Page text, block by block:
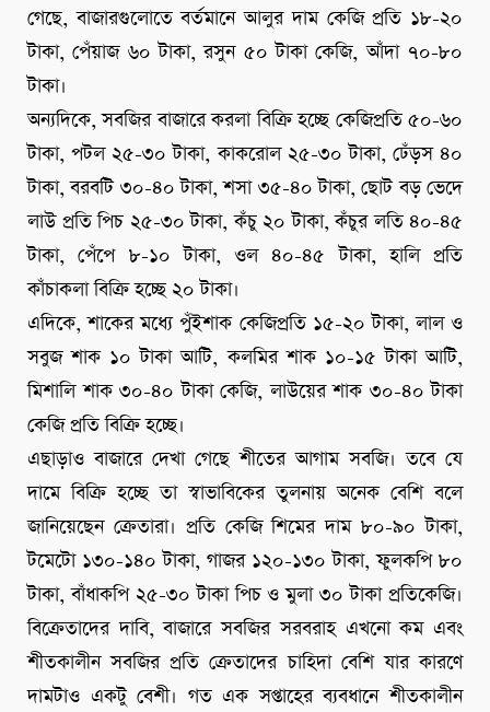
গেছে, বাজারগুলোতে বর্তমানে আলুর দাম কেজি প্রতি ১৮-২০
টাকা, পেঁয়াজ ৬০ টাকা, রসুন ৫০ টাকা কেজি, আঁদা ৭০-৮০
টাকা।
অন্যদিকে, সবজির বাজারে করলা বিক্রি হচ্ছে কেজিপ্রতি ৫০-৬০
টাকা, পটল ২৫-৩০ টাকা, কাকরোল ২৫-৩০ টাকা, ঢেঁড়স ৪০
টাকা, বরবটি ৩০-৪০ টাকা, শসা ৩৫-৪০ টাকা, ছোট বড় ভেদে
লাউ প্রতি পিচ ২৫-৩০ টাকা, কঁচু ২০ টাকা, কঁচুর লতি ৪০-৪৫
টাকা, পেঁপে ৮-১০ টাকা, ওল ৪০-৪৫ টাকা, হালি প্রতি
কাঁচাকলা বিক্রি হচ্ছে ২০ টাকা।
এদিকে, শাকের মধ্যে পুঁইশাক কেজিপ্রতি ১৫-২০ টাকা, লাল ও
সবুজ শাক ১০ টাকা আটি, কলমির শাক ১০-১৫ টাকা আটি,
মিশালি শাক ৩০-৪০ টাকা কেজি, লাউয়ের শাক ৩০-৪০ টাকা
কেজি প্রতি বিক্রি হচ্ছে।
এছাড়াও বাজারে দেখা গেছে শীতের আগাম সবজি। তবে যে
দামে বিক্রি হচ্ছে তা স্বাভাবিকের তুলনায় অনেক বেশি বলে
জানিয়েছেন ক্রেতারা। প্রতি কেজি শিমের দাম ৮০-৯০ টাকা,
টমেটো ১৩০-১৪০ টাকা, গাজর ১২০-১৩০ টাকা, ফুলকপি ৮০
টাকা, বাঁধাকপি ২৫-৩০ টাকা পিচ ও মুলা ৩০ টাকা প্রতিকেজি।
বিক্রেতাদের দাবি, বাজারে সবজির সরবরাহ এখনো কম এবং
শীতকালীন সবজির প্রতি ক্রেতাদের চাহিদা বেশি যার কারণে
দামটাও একটু বেশী। গত এক সপ্তাহের ব্যবধানে শীতকালীন